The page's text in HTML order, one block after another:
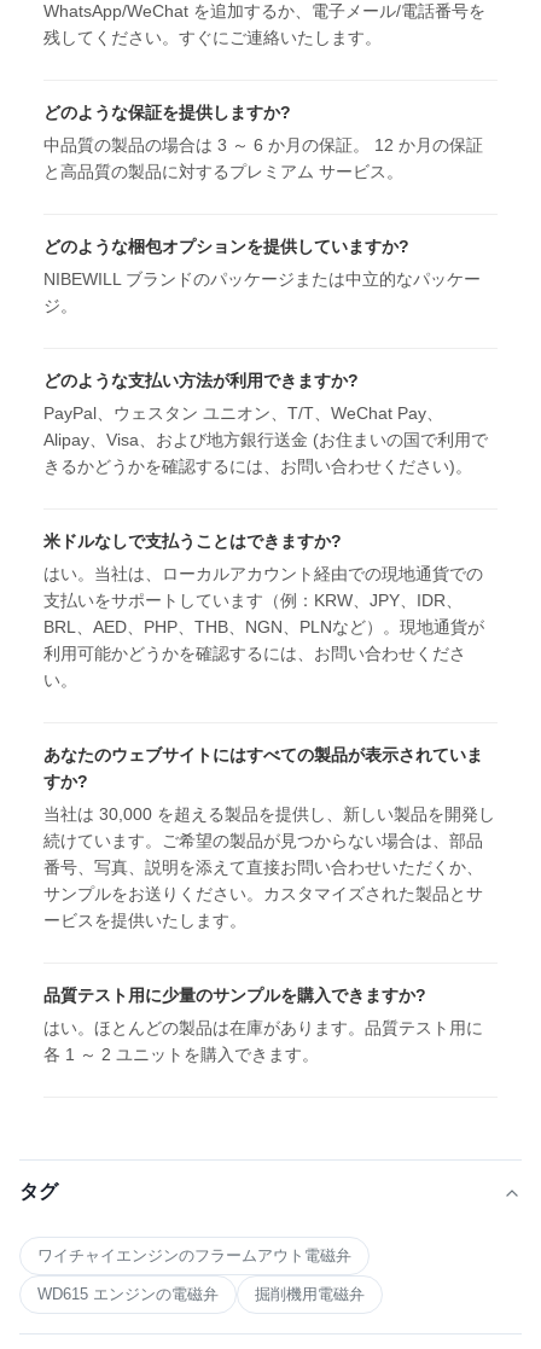
WhatsApp/WeChat を追加するか、電子メール/電話番号を
残してください。すぐにご連絡いたします。
どのような保証を提供しますか?
中品質の製品の場合は 3 ～ 6 か月の保証。 12 か月の保証
と高品質の製品に対するプレミアム サービス。
どのような梱包オプションを提供していますか?
NIBEWILL ブランドのパッケージまたは中立的なパッケー
ジ。
どのような支払い方法が利用できますか?
PayPal、ウェスタン ユニオン、T/T、WeChat Pay、
Alipay、Visa、および地方銀行送金 (お住まいの国で利用で
きるかどうかを確認するには、お問い合わせください)。
米ドルなしで支払うことはできますか?
はい。当社は、ローカルアカウント経由での現地通貨での
支払いをサポートしています（例：KRW、JPY、IDR、
BRL、AED、PHP、THB、NGN、PLNなど）。現地通貨が
利用可能かどうかを確認するには、お問い合わせくださ
い。
あなたのウェブサイトにはすべての製品が表示されていま
すか?
当社は 30,000 を超える製品を提供し、新しい製品を開発し
続けています。ご希望の製品が見つからない場合は、部品
番号、写真、説明を添えて直接お問い合わせいただくか、
サンプルをお送りください。カスタマイズされた製品とサ
ービスを提供いたします。
品質テスト用に少量のサンプルを購入できますか?
はい。ほとんどの製品は在庫があります。品質テスト用に
各 1 ～ 2 ユニットを購入できます。
タグ
ワイチャイエンジンのフラームアウト電磁弁
WD615 エンジンの電磁弁 掘削機用電磁弁